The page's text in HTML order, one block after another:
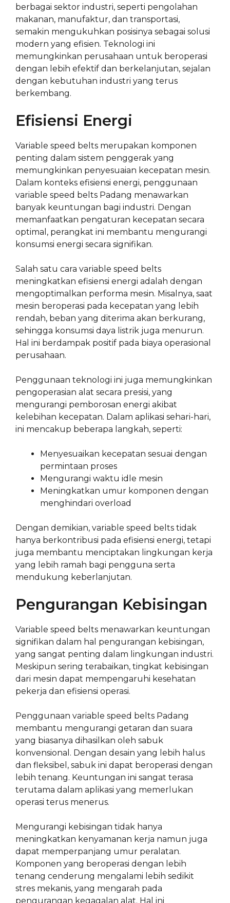
berbagai sektor industri, seperti pengolahan
makanan, manufaktur, dan transportasi,
semakin mengukuhkan posisinya sebagai solusi
modern yang efisien. Teknologi ini
memungkinkan perusahaan untuk beroperasi
dengan lebih efektif dan berkelanjutan, sejalan
dengan kebutuhan industri yang terus
berkembang.
Efisiensi Energi
Variable speed belts merupakan komponen
penting dalam sistem penggerak yang
memungkinkan penyesuaian kecepatan mesin.
Dalam konteks efisiensi energi, penggunaan
variable speed belts Padang menawarkan
banyak keuntungan bagi industri. Dengan
memanfaatkan pengaturan kecepatan secara
optimal, perangkat ini membantu mengurangi
konsumsi energi secara signifikan.
Salah satu cara variable speed belts
meningkatkan efisiensi energi adalah dengan
mengoptimalkan performa mesin. Misalnya, saat
mesin beroperasi pada kecepatan yang lebih
rendah, beban yang diterima akan berkurang,
sehingga konsumsi daya listrik juga menurun.
Hal ini berdampak positif pada biaya operasional
perusahaan.
Penggunaan teknologi ini juga memungkinkan
pengoperasian alat secara presisi, yang
mengurangi pemborosan energi akibat
kelebihan kecepatan. Dalam aplikasi sehari-hari,
ini mencakup beberapa langkah, seperti:
Menyesuaikan kecepatan sesuai dengan
permintaan proses
Mengurangi waktu idle mesin
Meningkatkan umur komponen dengan
menghindari overload
Dengan demikian, variable speed belts tidak
hanya berkontribusi pada efisiensi energi, tetapi
juga membantu menciptakan lingkungan kerja
yang lebih ramah bagi pengguna serta
mendukung keberlanjutan.
Pengurangan Kebisingan
Variable speed belts menawarkan keuntungan
signifikan dalam hal pengurangan kebisingan,
yang sangat penting dalam lingkungan industri.
Meskipun sering terabaikan, tingkat kebisingan
dari mesin dapat mempengaruhi kesehatan
pekerja dan efisiensi operasi.
Penggunaan variable speed belts Padang
membantu mengurangi getaran dan suara
yang biasanya dihasilkan oleh sabuk
konvensional. Dengan desain yang lebih halus
dan fleksibel, sabuk ini dapat beroperasi dengan
lebih tenang. Keuntungan ini sangat terasa
terutama dalam aplikasi yang memerlukan
operasi terus menerus.
Mengurangi kebisingan tidak hanya
meningkatkan kenyamanan kerja namun juga
dapat memperpanjang umur peralatan.
Komponen yang beroperasi dengan lebih
tenang cenderung mengalami lebih sedikit
stres mekanis, yang mengarah pada
pengurangan kegagalan alat. Hal ini